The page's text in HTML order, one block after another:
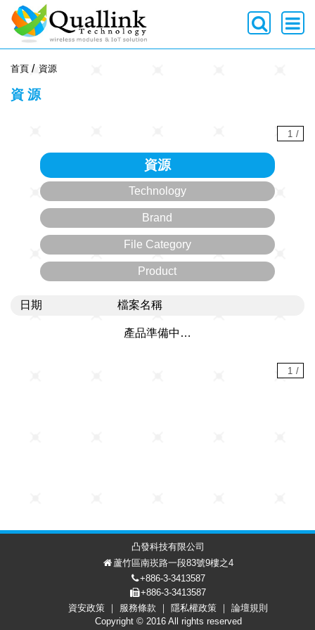
會員中心
首頁 資源
資源
1 /
資源
Technology
Brand
File Category
Product
日期 檔案名稱
產品準備中…
1 /
凸發科技有限公司
蘆竹區南崁路一段83號9樓之4
+886-3-3413587
+886-3-3413587
資安政策
服務條款 隱私權政策
論壇規則
Copyright © 2016 All rights reserved